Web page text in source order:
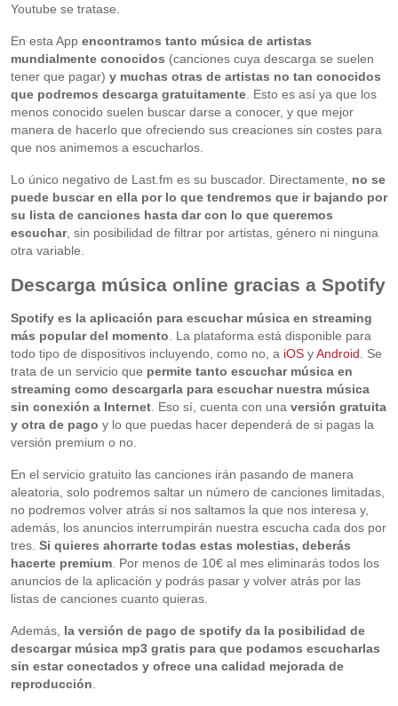
Youtube se tratase.
En esta App encontramos tanto música de artistas
mundialmente conocidos (canciones cuya descarga se suelen
tener que pagar) y muchas otras de artistas no tan conocidos
que podremos descarga gratuitamente. Esto es así ya que los
menos conocido suelen buscar darse a conocer, y que mejor
manera de hacerlo que ofreciendo sus creaciones sin costes para
que nos animemos a escucharlos.
Lo único negativo de Last.fm es su buscador. Directamente,
no se
puede buscar en ella por lo que tendremos que ir bajando por
su lista de canciones hasta dar con lo que queremos
escuchar, sin posibilidad de filtrar por artistas, género ni ninguna
otra variable.
Descarga música online gracias a Spotify
Spotify es la aplicación para escuchar música en streaming
más popular del momento . La plataforma está disponible para
todo tipo de dispositivos incluyendo, como no, a iOSyAndroid . Se
trata de un servicio que permite tanto escuchar música en
streaming como descargarla para escuchar nuestra música
sin conexión a Internet. Eso sí, cuenta con una versión gratuita
y otra de pago y lo que puedas hacer dependerá de si pagas la
versión premium o no.
En el servicio gratuito las canciones irán pasando de manera
aleatoria, solo podremos saltar un número de canciones limitadas,
no podremos volver atrás si nos saltamos la que nos interesa y,
además, los anuncios interrumpirán nuestra escucha cada dos por
tres. Si quieres ahorrarte todas estas molestias, deberás
hacerte premium. Por menos de 10€ al mes eliminarás todos los
anuncios de la aplicación y podrás pasar y volver atrás por las
listas de canciones cuanto quieras.
Además, la versión de pago de spotify da la posibilidad de
descargar música mp3 gratis para que podamos escucharlas
sin estar conectados y ofrece una calidad mejorada de
reproducción